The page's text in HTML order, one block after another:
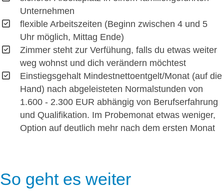
Unternehmen
flexible Arbeitszeiten (Beginn zwischen 4 und 5
Uhr möglich, Mittag Ende)
Zimmer steht zur Verfühung, falls du etwas weiter
weg wohnst und dich verändern möchtest
Einstiegsgehalt Mindestnettoentgelt/Monat (auf die
Hand) nach abgeleisteten Normalstunden von
1.600 - 2.300 EUR abhängig von Berufserfahrung
und Qualifikation. Im Probemonat etwas weniger,
Option auf deutlich mehr nach dem ersten Monat
So geht es weiter